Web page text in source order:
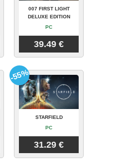
007 FIRST LIGHT
DELUXE EDITION
PC
39.49 €
STARFIELD
PC
31.29 €
-55%